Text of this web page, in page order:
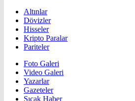
Altınlar
Dövizler
Hisseler
Kripto Paralar
Pariteler
Foto Galeri
Video Galeri
Yazarlar
Gazeteler
Sıcak Haber